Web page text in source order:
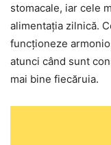
stomacale, iar cele
alimentația zilnică.
funcționeze
atunci când sunt
mai bine fiecăruia.